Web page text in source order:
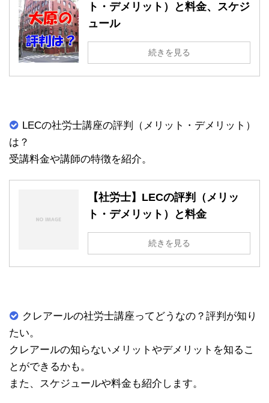
ト・デメリット）と料金、スケジ
ュール
続きを見る
LECの社労士講座の評判（メリット・デメリット）
は？
受講料金や講師の特徴を紹介。
【社労士】LECの評判（メリッ
ト・デメリット）と料金
続きを見る
クレアールの社労士講座ってどうなの？評判が知り
たい。
クレアールの知らないメリットやデメリットを知るこ
とができるかも。
また、スケジュールや料金も紹介します。